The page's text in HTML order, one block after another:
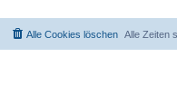
Alle Zeiten
Alle Cookies löschen